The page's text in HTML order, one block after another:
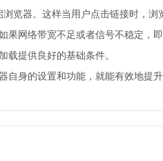
览器。这样当用户点击链接时，浏
果网络带宽不足或者信号不稳定
提供良好的基础条件。
身的设置和功能，就能有效地提